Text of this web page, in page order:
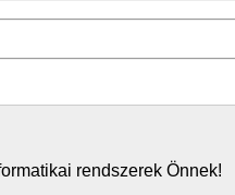
rendszerek Önnek!